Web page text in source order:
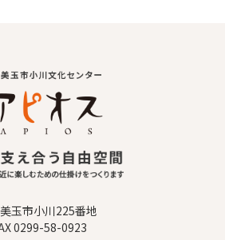
玉市小川225番地
0299-58-0923